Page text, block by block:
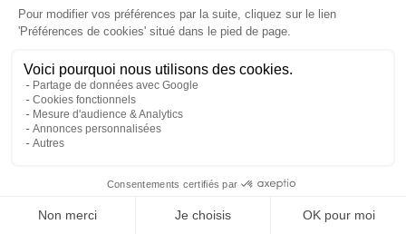
JOA by Pilote soigne les apparences et
notre budget